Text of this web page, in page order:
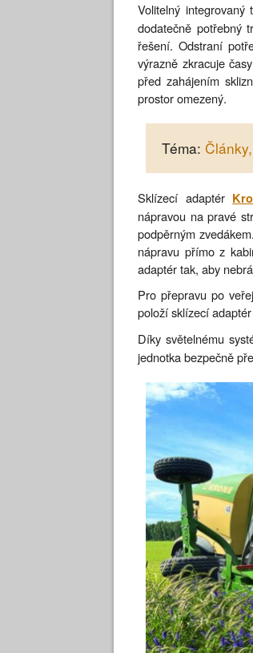
Volitelný integrovaný
dodatečně potřebný
řešení. Odstraní
výrazně zkracuje
před zahájením
prostor omezený.
Téma:
Sklízecí adaptér
nápravou na pravé
podpěrným
nápravu přímo z
adaptér tak, aby
Pro přepravu po
položí sklízecí adaptér
Díky světelnému
jednotka bezpečně